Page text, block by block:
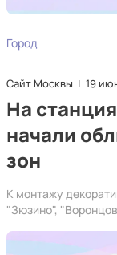
Город
Сайт Москвы 19
На
начали
зон
К монтажу
"Зюзино",